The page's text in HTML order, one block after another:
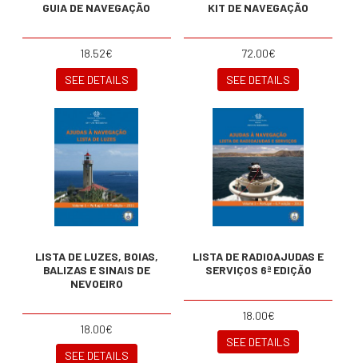
GUIA DE NAVEGAÇÃO
18.52€
SEE DETAILS
KIT DE NAVEGAÇÃO
72.00€
SEE DETAILS
LISTA DE LUZES, BOIAS,
BALIZAS E SINAIS DE
NEVOEIRO
18.00€
SEE DETAILS
LISTA DE RADIOAJUDAS E
SERVIÇOS 6ª EDIÇÃO
18.00€
SEE DETAILS